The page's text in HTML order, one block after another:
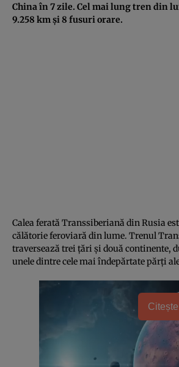
China în 7 zile. Cel mai lung tren din
9.258 km și 8 fusuri orare.
Calea ferată Transsiberiană din Rusia
călătorie feroviară din lume. Trenul
traversează trei țări și două continente,
unele dintre cele mai îndepărtate părți